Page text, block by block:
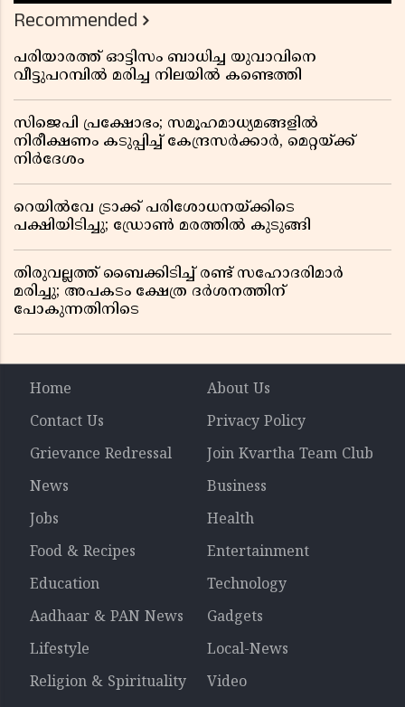
Recommended
പരിയാരത്ത് ഓട്ടിസം ബാധിച്ച യുവാവിനെ
വീട്ടുപറമ്പിൽ മരിച്ച നിലയിൽ കണ്ടെത്തി
സിജെപി പ്രക്ഷോഭം; സമൂഹമാധ്യമങ്ങളിൽ
നിരീക്ഷണം കടുപ്പിച്ച് കേന്ദ്രസർക്കാർ, മെറ്റയ്ക്ക്
നിർദേശം
റെയിൽവേ ട്രാക്ക് പരിശോധനയ്ക്കിടെ
പക്ഷിയിടിച്ചു; ഡ്രോൺ മരത്തിൽ കുടുങ്ങി
തിരുവല്ലത്ത് ബൈക്കിടിച്ച് രണ്ട് സഹോദരിമാർ
മരിച്ചു; അപകടം ക്ഷേത്ര ദർശനത്തിന്
പോകുന്നതിനിടെ
Home
About Us
Contact Us
Privacy Policy
Grievance Redressal
Join Kvartha Team Club
News
Business
Jobs
Health
Food & Recipes
Entertainment
Education
Technology
Aadhaar & PAN News
Gadgets
Lifestyle
Local-News
Religion & Spirituality
Video